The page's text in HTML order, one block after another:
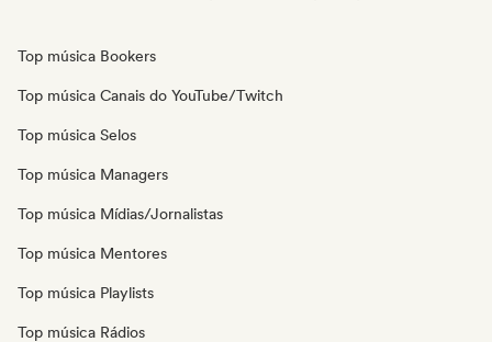
Top música Bookers
Top música Canais do YouTube/Twitch
Top música Selos
Top música Managers
Top música Mídias/Jornalistas
Top música Mentores
Top música Playlists
Top música Rádios